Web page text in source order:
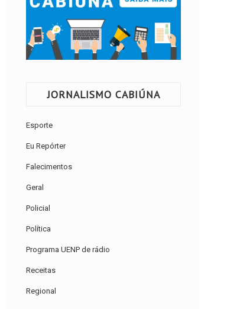
JORNALISMO CABIÚNA
Esporte
Eu Repórter
Falecimentos
Geral
Policial
Política
Programa UENP de rádio
Receitas
Regional